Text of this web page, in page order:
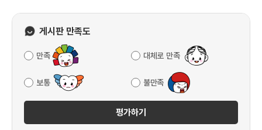
게시판 만족도
만족 대체로 만족
보통 불만족
평가하기